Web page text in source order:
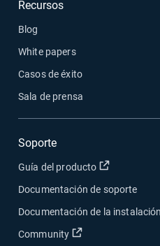
Recursos
Blog
White papers
Casos de éxito
Sala de prensa
Soporte
Guía del producto Abrir en
Documentación de soporte
Documentación de la instalación
Community
Abrir en una